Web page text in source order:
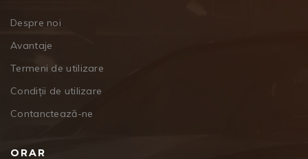
Despre noi
Avantaje
Termeni de utilizare
Condiții de utilizare
Contanctează-ne
ORAR